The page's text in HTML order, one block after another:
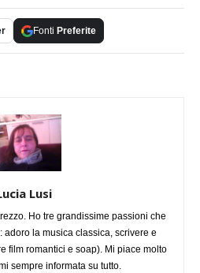
Fonti Preferite
Lusi
Ho tre grandissime passioni che
adoro la musica classica, scrivere e
film romantici e soap). Mi piace molto
sempre informata su tutto.